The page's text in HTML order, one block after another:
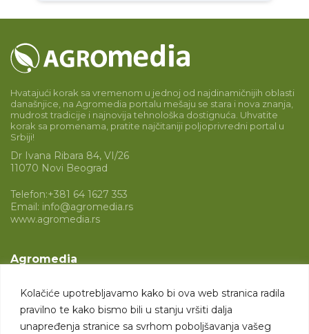
Kolačiće upotrebljavamo kako bi ova web stranica radila
pravilno te kako bismo bili u stanju vršiti dalja
unapređenja stranice sa svrhom poboljšavanja vašeg
Hvatajući korak sa vremenom u jednoj od najdinamičnijih oblasti
današnjice, na Agromedia portalu mešaju se stara i nova znanja,
mudrost tradicije i najnovija tehnološka dostignuća. Uhvatite
korak sa promenama, pratite najčitaniji poljoprivredni portal u
Srbiji!
Dr Ivana Ribara 84, VI/26
11070 Novi Beograd
Telefon:+381 64 1627 353
Email: info@agromedia.rs
www.agromedia.rs
Agromedia
Svet poljoprivrede
Marketing usluge